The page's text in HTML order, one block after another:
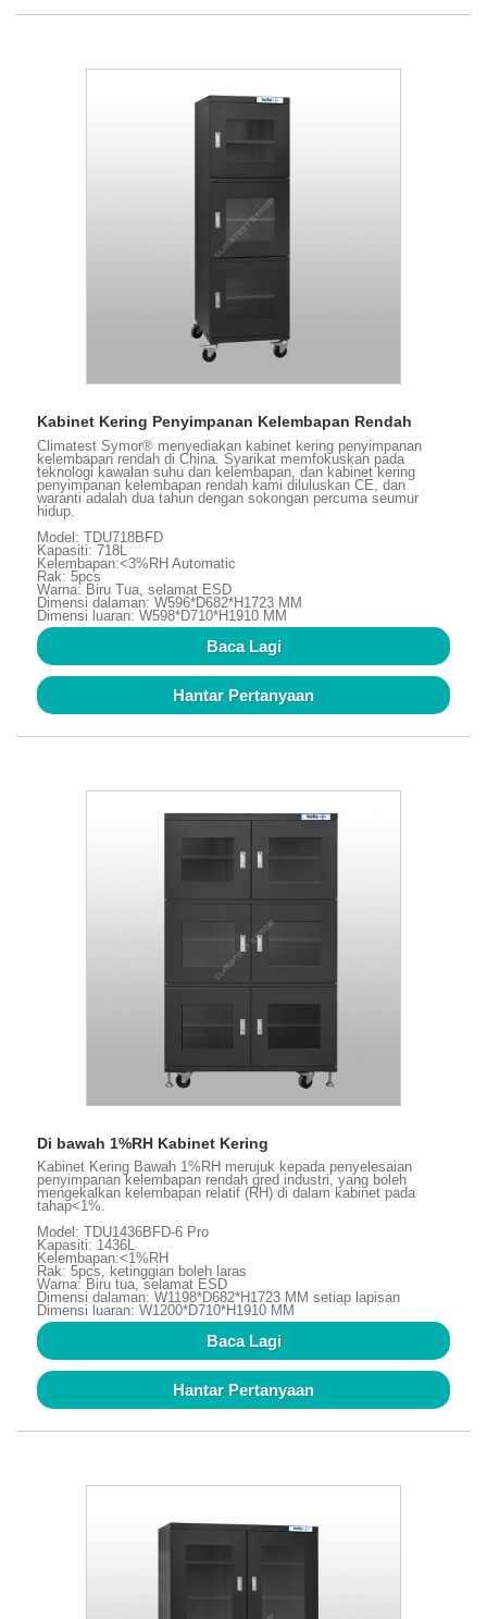
Kabinet Kering Penyimpanan Kelembapan Rendah
Climatest Symor® menyediakan kabinet kering penyimpanan
kelembapan rendah di China. Syarikat memfokuskan pada
teknologi kawalan suhu dan kelembapan, dan kabinet kering
penyimpanan kelembapan rendah kami diluluskan CE, dan
waranti adalah dua tahun dengan sokongan percuma seumur
hidup.
Model: TDU718BFD
Kapasiti: 718L
Kelembapan:<3%RH Automatic
Rak: 5pcs
Warna: Biru Tua, selamat ESD
Dimensi dalaman: W596*D682*H1723 MM
Dimensi luaran: W598*D710*H1910 MM
Baca Lagi
Hantar Pertanyaan
Di bawah 1%RH Kabinet Kering
Kabinet Kering Bawah 1%RH merujuk kepada penyelesaian
penyimpanan kelembapan rendah gred industri, yang boleh
mengekalkan kelembapan relatif (RH) di dalam kabinet pada
tahap<1%.
Model: TDU1436BFD-6 Pro
Kapasiti: 1436L
Kelembapan:<1%RH
Rak: 5pcs, ketinggian boleh laras
Warna: Biru tua, selamat ESD
Dimensi dalaman: W1198*D682*H1723 MM setiap lapisan
Dimensi luaran: W1200*D710*H1910 MM
Baca Lagi
Hantar Pertanyaan